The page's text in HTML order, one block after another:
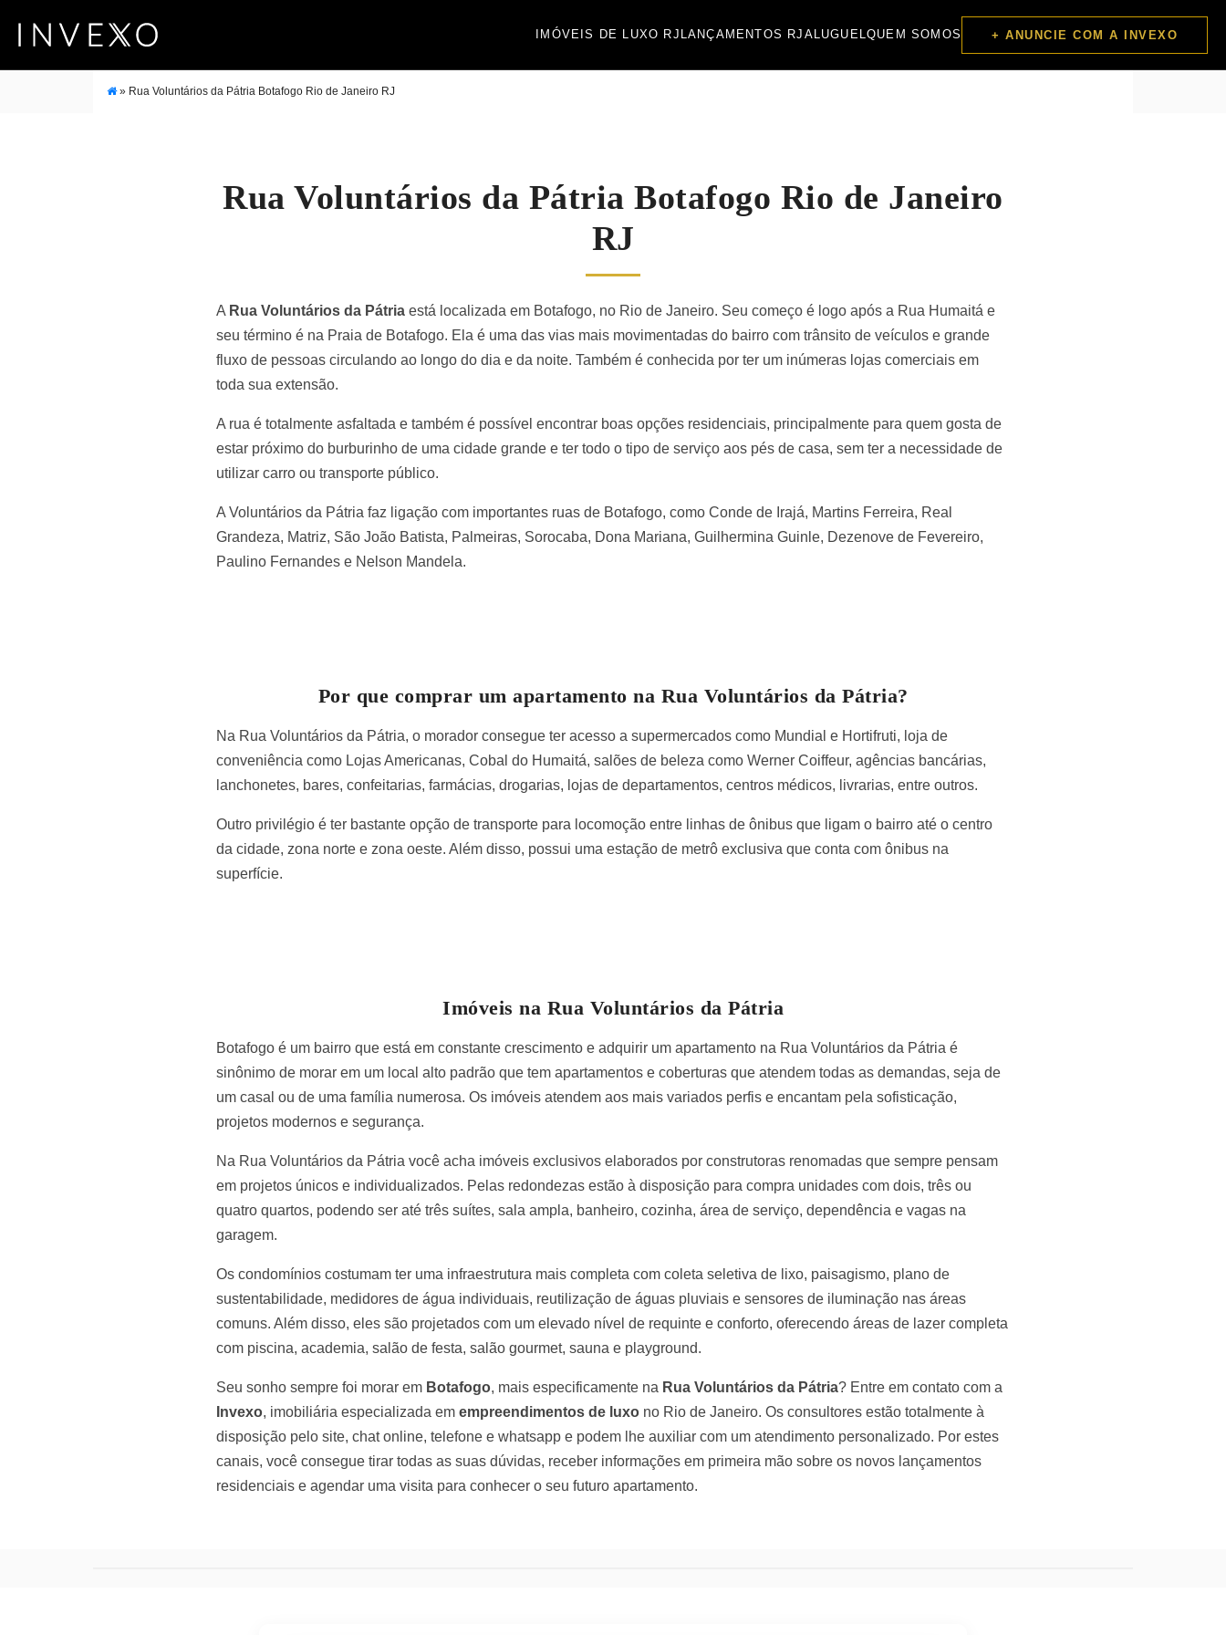
IMÓVEIS DE LUXO RJ LANÇAMENTOS RJ ALUGUELQUEM SOMOS + ANUNCIE COM A INVEXO
» Rua Voluntários da Pátria Botafogo Rio de Janeiro RJ
Rua Voluntários da Pátria Botafogo Rio de Janeiro
RJ
A Rua Voluntários da Pátria está localizada em Botafogo, no Rio de Janeiro. Seu começo é logo após a Rua Humaitá e
seu término é na Praia de Botafogo. Ela é uma das vias mais movimentadas do bairro com trânsito de veículos e grande
fluxo de pessoas circulando ao longo do dia e da noite. Também é conhecida por ter um inúmeras lojas comerciais em
toda sua extensão.
A rua é totalmente asfaltada e também é possível encontrar boas opções residenciais, principalmente para quem gosta de
estar próximo do burburinho de uma cidade grande e ter todo o tipo de serviço aos pés de casa, sem ter a necessidade de
utilizar carro ou transporte público.
A Voluntários da Pátria faz ligação com importantes ruas de Botafogo, como Conde de Irajá, Martins Ferreira, Real
Grandeza, Matriz, São João Batista, Palmeiras, Sorocaba, Dona Mariana, Guilhermina Guinle, Dezenove de Fevereiro,
Paulino Fernandes e Nelson Mandela.
Por que comprar um apartamento na Rua Voluntários da Pátria?
Na Rua Voluntários da Pátria, o morador consegue ter acesso a supermercados como Mundial e Hortifruti, loja de
conveniência como Lojas Americanas, Cobal do Humaitá, salões de beleza como Werner Coiffeur, agências bancárias,
lanchonetes, bares, confeitarias, farmácias, drogarias, lojas de departamentos, centros médicos, livrarias, entre outros.
Outro privilégio é ter bastante opção de transporte para locomoção entre linhas de ônibus que ligam o bairro até o centro
da cidade, zona norte e zona oeste. Além disso, possui uma estação de metrô exclusiva que conta com ônibus na
superfície.
Imóveis na Rua Voluntários da Pátria
Botafogo é um bairro que está em constante crescimento e adquirir um apartamento na Rua Voluntários da Pátria é
sinônimo de morar em um local alto padrão que tem apartamentos e coberturas que atendem todas as demandas, seja de
um casal ou de uma família numerosa. Os imóveis atendem aos mais variados perfis e encantam pela sofisticação,
projetos modernos e segurança.
Na Rua Voluntários da Pátria você acha imóveis exclusivos elaborados por construtoras renomadas que sempre pensam
em projetos únicos e individualizados. Pelas redondezas estão à disposição para compra unidades com dois, três ou
quatro quartos, podendo ser até três suítes, sala ampla, banheiro, cozinha, área de serviço, dependência e vagas na
garagem.
Os condomínios costumam ter uma infraestrutura mais completa com coleta seletiva de lixo, paisagismo, plano de
sustentabilidade, medidores de água individuais, reutilização de águas pluviais e sensores de iluminação nas áreas
comuns. Além disso, eles são projetados com um elevado nível de requinte e conforto, oferecendo áreas de lazer completa
com piscina, academia, salão de festa, salão gourmet, sauna e playground.
Seu sonho sempre foi morar em Botafogo, mais especificamente na Rua Voluntários da Pátria? Entre em contato com a
Invexo, imobiliária especializada em empreendimentos de luxo no Rio de Janeiro. Os consultores estão totalmente à
disposição pelo site, chat online, telefone e whatsapp e podem lhe auxiliar com um atendimento personalizado. Por estes
canais, você consegue tirar todas as suas dúvidas, receber informações em primeira mão sobre os novos lançamentos
residenciais e agendar uma visita para conhecer o seu futuro apartamento.